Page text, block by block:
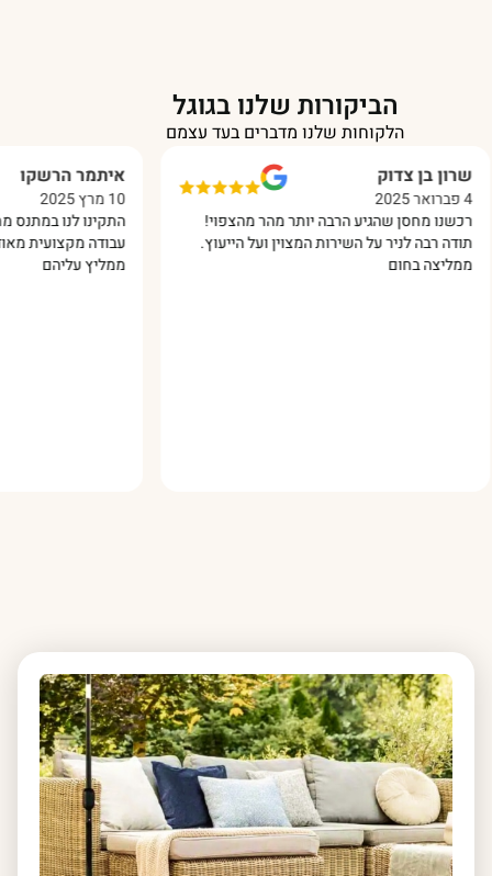
הביקורות שלנו בגוגל
הלקוחות שלנו מדברים בעד עצמם
צדוק
שהגיע הרבה יותר מהר מהצפוי!
לניר על השירות המצוין ועל הייעוץ.
בחום
איתמר הרשקו
10 מרץ 2025
התקינו לנו במתנס מחסן
עבודה מקצועית מאוד והכל
ממליץ עליהם